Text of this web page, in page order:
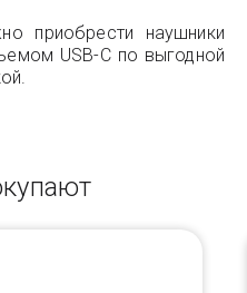
приобрести наушники
USB-C по выгодной